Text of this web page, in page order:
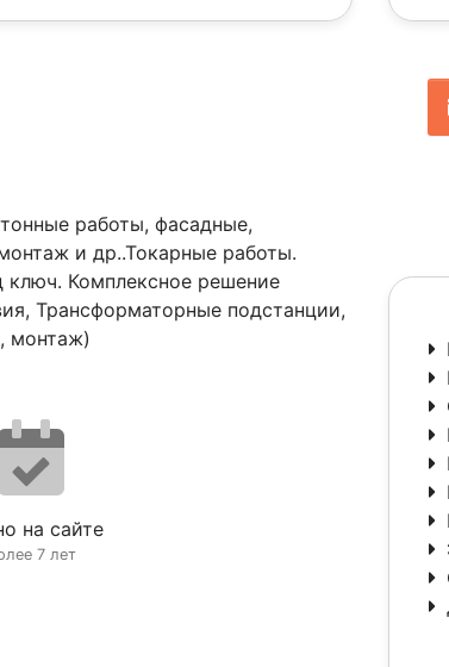
работы, фасадные,
и др..Токарные работы.
ключ. Комплексное решение
Трансформаторные подстанции,
монтаж)
на сайте
7 лет